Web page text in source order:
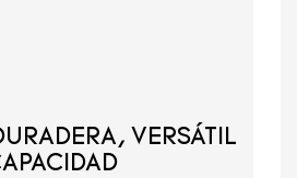
VERSÁTIL